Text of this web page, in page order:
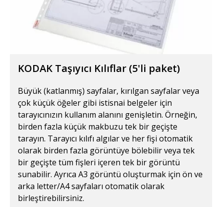
KODAK Taşıyıcı Kılıflar (5'li paket)
Büyük (katlanmış) sayfalar, kırılgan sayfalar veya
çok küçük öğeler gibi istisnai belgeler için
tarayıcınızın kullanım alanını genişletin. Örneğin,
birden fazla küçük makbuzu tek bir geçişte
tarayın. Tarayıcı kılıfı algılar ve her fişi otomatik
olarak birden fazla görüntüye bölebilir veya tek
bir geçişte tüm fişleri içeren tek bir görüntü
sunabilir. Ayrıca A3 görüntü oluşturmak için ön ve
arka letter/A4 sayfaları otomatik olarak
birleştirebilirsiniz.